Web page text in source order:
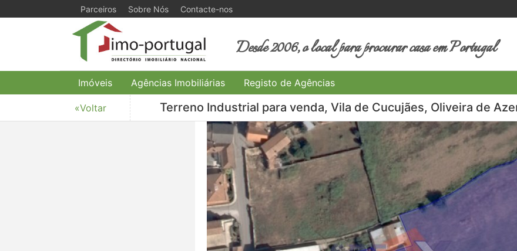
Parceiros Sobre Nós Contacte-nos
Desde 2006, o local para procurar casa em Portugal
Imóveis Agências Imobiliárias Registo de Agências
«Voltar Terreno Industrial para venda, Vila de Cucujães, Oliveira de